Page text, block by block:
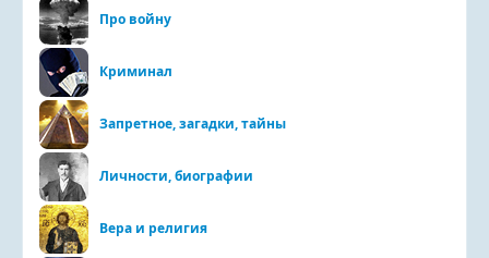
Про войну
Криминал
Запретное, загадки, тайны
Личности, биографии
Вера и религия